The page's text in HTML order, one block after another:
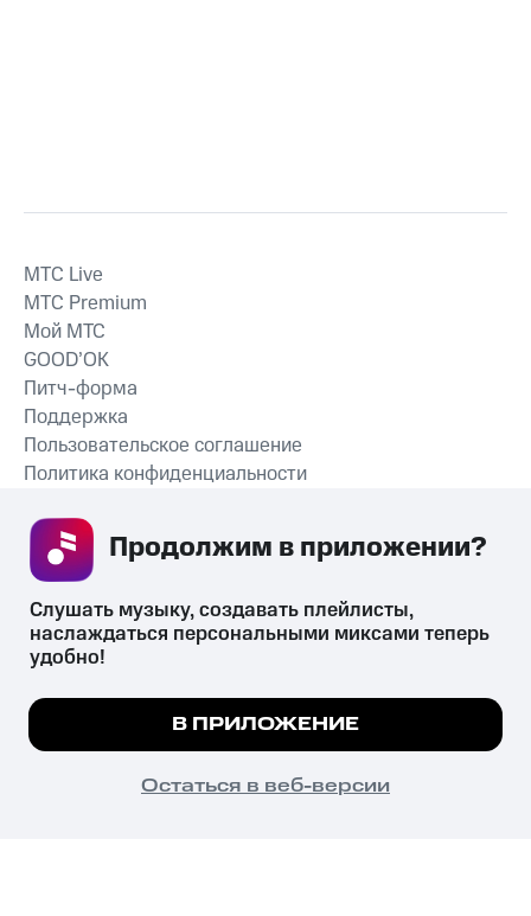
СКАЧАТЬ ПРИЛОЖЕНИЕ
MTС Live
MTС Premium
Мой МТС
GOOD’OK
Питч-форма
Поддержка
Пользовательское соглашение
Политика конфиденциальности
психотропных веществ, их аналогов причиняет вред здоровью,
их незаконный оборот запрещён и влечёт установленную
законодательством ответственность.
© 2026 ООО «КИОН».
Все права защищены
Мы используем куки, чтобы на сайте все
Подробнее
ПОНЯТНО
Слушать музыку, создавать плейлисты,
наслаждаться персональными миксами теперь
удобно!
В ПРИЛОЖЕНИЕ
Остаться в веб-версии